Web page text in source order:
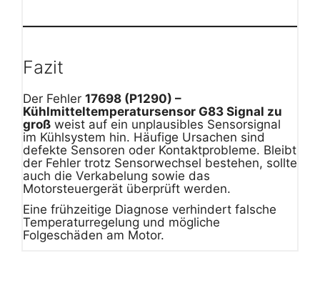
Fazit
Der Fehler 17698 (P1290) –
Kühlmitteltemperatursensor G83 Signal zu
groß weist auf ein unplausibles Sensorsignal
im Kühlsystem hin. Häufige Ursachen sind
defekte Sensoren oder Kontaktprobleme. Bleibt
der Fehler trotz Sensorwechsel bestehen, sollte
auch die Verkabelung sowie das
Motorsteuergerät überprüft werden.
Eine frühzeitige Diagnose verhindert falsche
Temperaturregelung und mögliche
Folgeschäden am Motor.